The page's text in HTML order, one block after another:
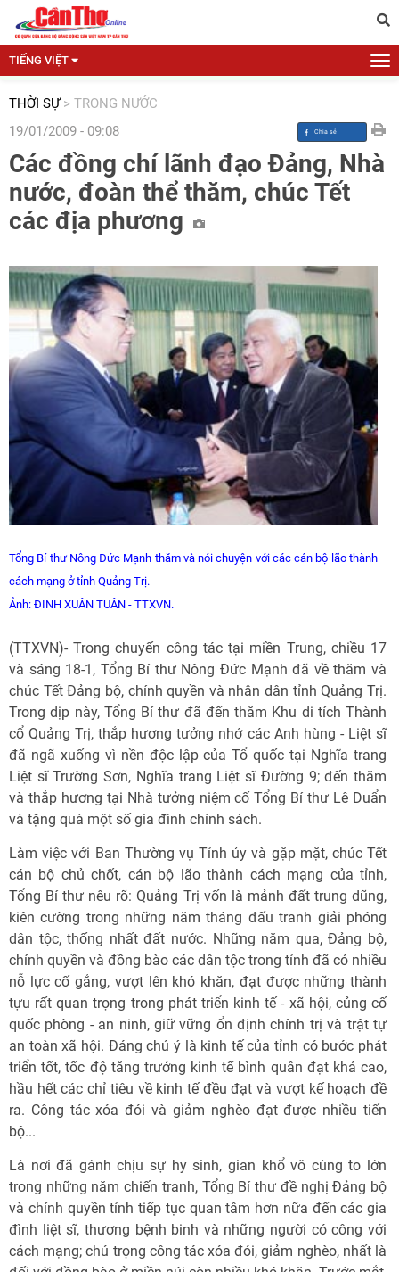
TIẾNG VIỆT
THỜI SỰ > TRONG NƯỚC
19/01/2009 - 09:08
Các đồng chí lãnh đạo Đảng, Nhà
nước, đoàn thể thăm, chúc Tết
các địa phương
Tổng Bí thư Nông Đức Mạnh thăm và nói chuyện với các cán bộ lão thành
cách mạng ở tỉnh Quảng Trị.
Ảnh: ĐINH XUÂN TUÂN - TTXVN.
(TTXVN)- Trong chuyến công tác tại miền Trung, chiều 17
và sáng 18-1, Tổng Bí thư Nông Đức Mạnh đã về thăm và
chúc Tết Đảng bộ, chính quyền và nhân dân tỉnh Quảng Trị.
Trong dịp này, Tổng Bí thư đã đến thăm Khu di tích Thành
cổ Quảng Trị, thắp hương tưởng nhớ các Anh hùng - Liệt sĩ
đã ngã xuống vì nền độc lập của Tổ quốc tại Nghĩa trang
Liệt sĩ Trường Sơn, Nghĩa trang Liệt sĩ Đường 9; đến thăm
và thắp hương tại Nhà tưởng niệm cố Tổng Bí thư Lê Duẩn
và tặng quà một số gia đình chính sách.
Làm việc với Ban Thường vụ Tỉnh ủy và gặp mặt, chúc Tết
cán bộ chủ chốt, cán bộ lão thành cách mạng của tỉnh,
Tổng Bí thư nêu rõ: Quảng Trị vốn là mảnh đất trung dũng,
kiên cường trong những năm tháng đấu tranh giải phóng
dân tộc, thống nhất đất nước. Những năm qua, Đảng bộ,
chính quyền và đồng bào các dân tộc trong tỉnh đã có nhiều
nỗ lực cố gắng, vượt lên khó khăn, đạt được những thành
tựu rất quan trọng trong phát triển kinh tế - xã hội, củng cố
quốc phòng - an ninh, giữ vững ổn định chính trị và trật tự
an toàn xã hội. Đáng chú ý là kinh tế của tỉnh có bước phát
triển tốt, tốc độ tăng trưởng kinh tế bình quân đạt khá cao,
hầu hết các chỉ tiêu về kinh tế đều đạt và vượt kế hoạch đề
ra. Công tác xóa đói và giảm nghèo đạt được nhiều tiến
bộ...
Là nơi đã gánh chịu sự hy sinh, gian khổ vô cùng to lớn
trong những năm chiến tranh, Tổng Bí thư đề nghị Đảng bộ
và chính quyền tỉnh tiếp tục quan tâm hơn nữa đến các gia
đình liệt sĩ, thương bệnh binh và những người có công với
cách mạng; chú trọng công tác xóa đói, giảm nghèo, nhất là